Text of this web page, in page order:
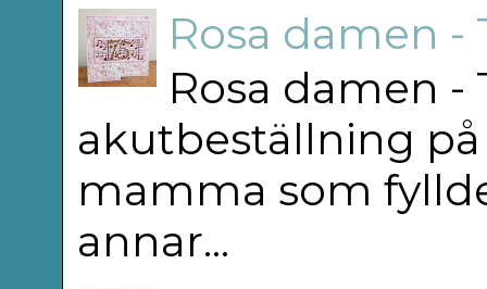
Rosa damen -
Rosa damen -
akutbeställning
mamma som
annar...